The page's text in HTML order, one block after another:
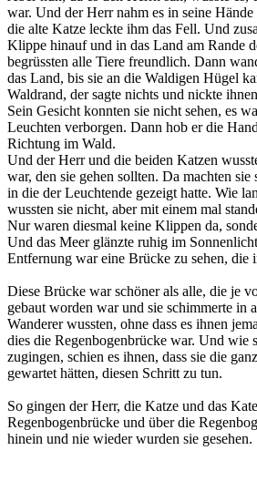
war. Und der Herr nahm es in seine
die alte Katze leckte ihm das Fell. Und
Klippe hinauf und in das Land am Rande
begrüssten alle Tiere freundlich. Dann
das Land, bis sie an die Waldigen Hügel
Waldrand, der sagte nichts und nickte
Sein Gesicht konnten sie nicht sehen, es
Leuchten verborgen. Dann hob er die
Richtung im Wald.
Und der Herr und die beiden Katzen
war, den sie gehen sollten. Da machten
in die der Leuchtende gezeigt hatte. Wie
wussten sie nicht, aber mit einem mal
Nur waren diesmal keine Klippen da,
Und das Meer glänzte ruhig im
Entfernung war eine Brücke zu sehen, die
Diese Brücke war schöner als alle, die je
gebaut worden war und sie schimmerte in
Wanderer wussten, ohne dass es ihnen
dies die Regenbogenbrücke war. Und wie
zugingen, schien es ihnen, dass sie die
gewartet hätten, diesen Schritt zu tun.
So gingen der Herr, die Katze und das
Regenbogenbrücke und über die
hinein und nie wieder wurden sie gesehen.